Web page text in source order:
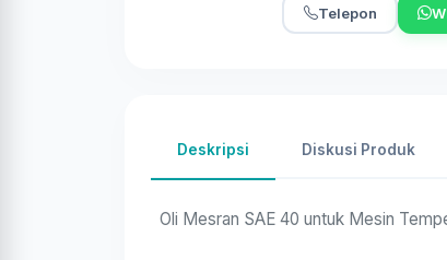
Telepon
Deskripsi Diskusi Produk
Oli Mesran SAE 40 untuk Mesin